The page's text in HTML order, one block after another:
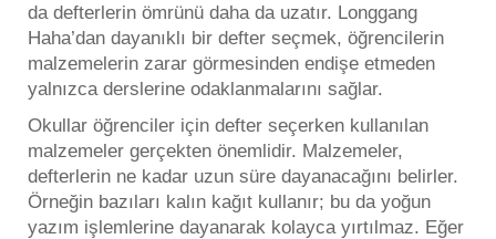
da defterlerin ömrünü daha da uzatır. Longgang
Haha’dan dayanıklı bir defter seçmek, öğrencilerin
malzemelerin zarar görmesinden endişe etmeden
yalnızca derslerine odaklanmalarını sağlar.
Okullar öğrenciler için defter seçerken kullanılan
malzemeler gerçekten önemlidir. Malzemeler,
defterlerin ne kadar uzun süre dayanacağını belirler.
Örneğin bazıları kalın kağıt kullanır; bu da yoğun
yazım işlemlerine dayanarak kolayca yırtılmaz. Eğer